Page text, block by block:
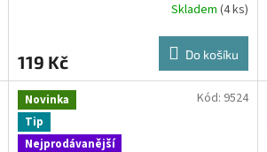
je
5,0
z
5
hvězdiček.
Skladem (4 ks)
119 Kč Do košíku
Novinka
Tip
Nejprodávanější
Kód: 9524